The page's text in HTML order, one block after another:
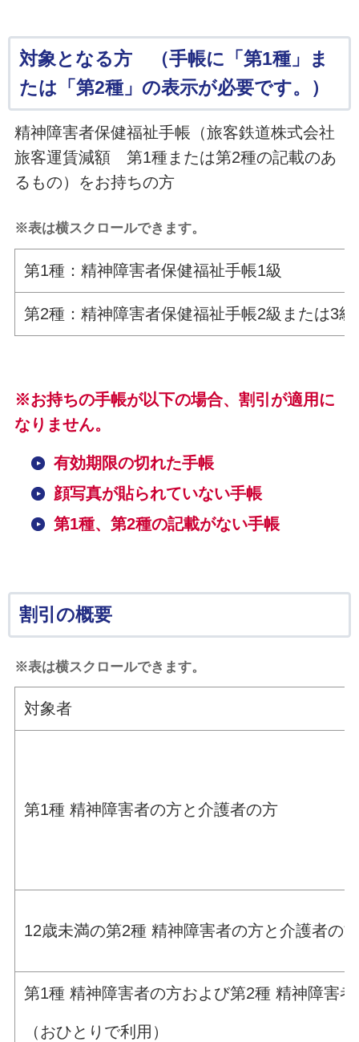
対象となる方 （手帳に「第1種」ま
たは「第2種」の表示が必要です。）
精神障害者保健福祉手帳（旅客鉄道株式会社
旅客運賃減額 第1種または第2種の記載のあ
るもの）をお持ちの方
※表は横スクロールできます。
第1種：精神障害者保健福祉手帳1級
第2種：精神障害者保健福祉手帳2級または3級
※お持ちの手帳が以下の場合、割引が適用に
なりません。
有効期限の切れた手帳
顔写真が貼られていない手帳
第1種、第2種の記載がない手帳
割引の概要
※表は横スクロールできます。
対象者
第1種 精神障害者の方と介護者の方
12歳未満の第2種 精神障害者の方と介護者の
第1種 精神障害者の方および第2種 精神障害
（おひとりで利用）